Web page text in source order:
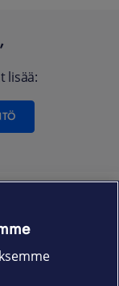
lisää: